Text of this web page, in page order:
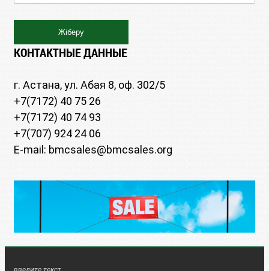
КОНТАКТНЫЕ ДАННЫЕ
г. Астана, ул. Абая 8, оф. 302/5
+7(7172) 40 75 26
+7(7172) 40 74 93
+7(707) 924 24 06
E-mail: bmcsales@bmcsales.org